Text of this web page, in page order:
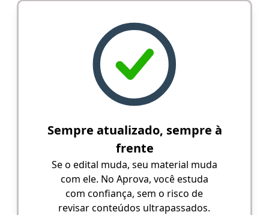
Sempre atualizado, sempre à
frente
Se o edital muda, seu material muda
com ele. No Aprova, você estuda
com confiança, sem o risco de
revisar conteúdos ultrapassados.